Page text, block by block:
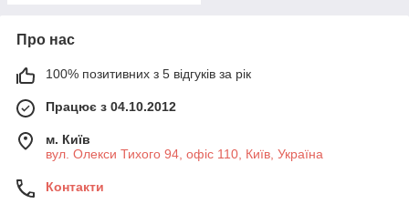
Про нас
100% позитивних з 5 відгуків за рік
Працює з 04.10.2012
м. Київ
вул. Олекси Тихого 94, офіс 110, Київ, Україна
Контакти